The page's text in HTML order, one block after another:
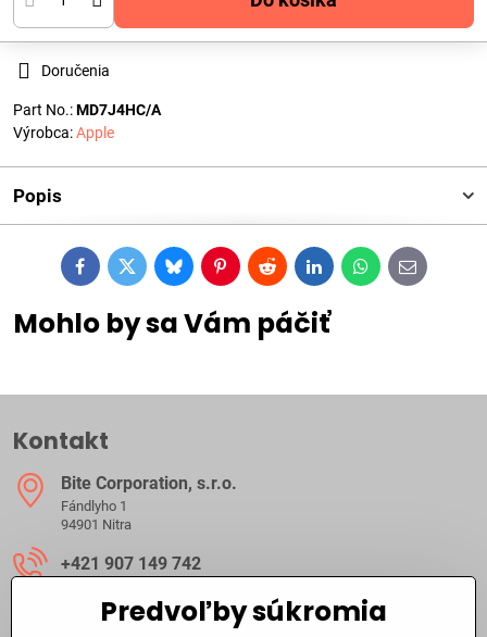
Doručenia
Part No.:MD7J4HC/A
Výrobca:Apple
Popis
FacebookTwitterBlueskyPinterestRedditLinkedInWhatsApp
E-
mail
Mohlo by sa Vám páčiť
Kontakt
Bite Corporation, s​.r​.o​.
Fándlyho 1
94901 Nitra
+421 907 149 742
ibite​@ibite​.sk
Predvoľby súkromia